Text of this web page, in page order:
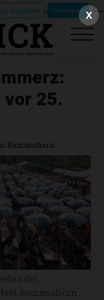
eingeben Inserieren
25.
, Romanshorn
X